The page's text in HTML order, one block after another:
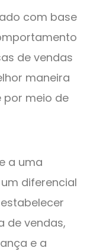
com base
de vendas
maneira
por meio de
a uma
diferencial
de vendas,
e a